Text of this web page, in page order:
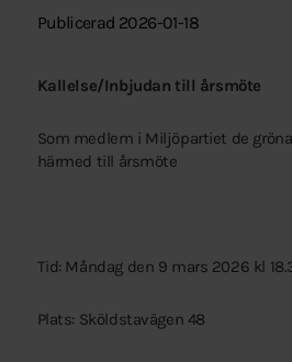
Publicerad 2026-01-18
Kallelse/Inbjudan till årsmöte
Som medlem i Miljöpartiet de
härmed till årsmöte
Tid: Måndag den 9 mars 2026 kl
Plats: Sköldstavägen 48